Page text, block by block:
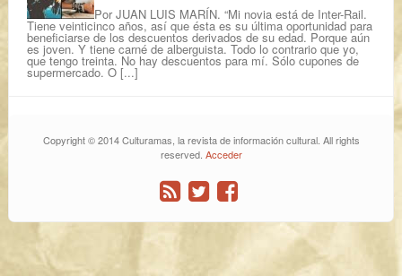
Por JUAN LUIS MARÍN. “Mi novia está de Inter-Rail.
Tiene veinticinco años, así que ésta es su última oportunidad para
beneficiarse de los descuentos derivados de su edad. Porque aún
es joven. Y tiene carné de alberguista. Todo lo contrario que yo,
que tengo treinta. No hay descuentos para mí. Sólo cupones de
supermercado. O [...]
Copyright © 2014 Culturamas, la revista de información cultural. All rights
reserved. Acceder